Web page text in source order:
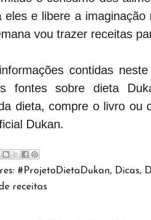
eles e libere a
vou trazer receitas
contidas
fontes sobre dieta
dieta, compre o livro ou
Dukan.
#ProjetoDietaDukan, Dicas,
receitas